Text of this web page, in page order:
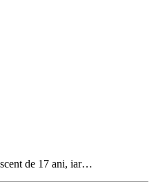
de 17 ani, iar…